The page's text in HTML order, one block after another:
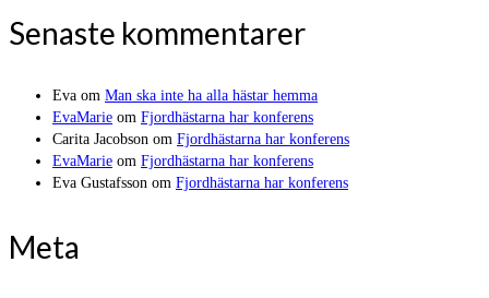
Senaste kommentarer
Eva om Man ska inte ha alla hästar hemma
EvaMarie om Fjordhästarna har konferens
Carita Jacobson om Fjordhästarna har konferens
EvaMarie om Fjordhästarna har konferens
Eva Gustafsson om Fjordhästarna har konferens
Meta